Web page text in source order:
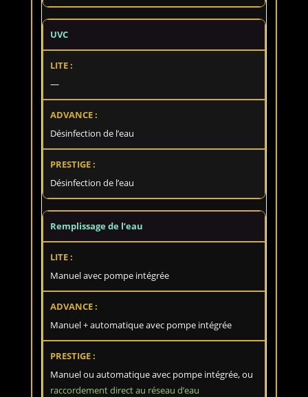
UVC
—
Désinfection de l’eau
Désinfection de l’eau
Remplissage de l’eau
Manuel avec pompe intégrée
Manuel + automatique avec pompe intégrée
Manuel ou automatique avec pompe intégrée, ou
raccordement direct au réseau d’eau